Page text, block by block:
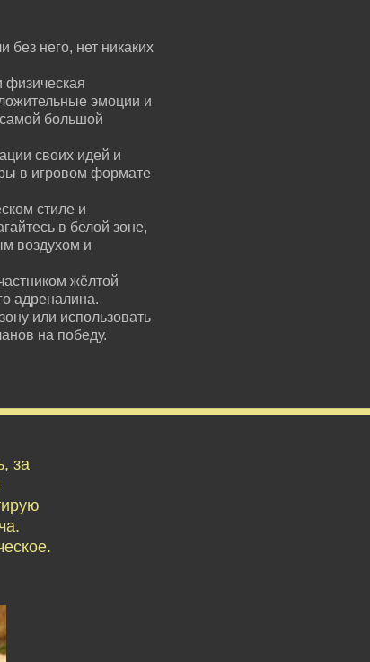
без него, нет никаких
физическая
эмоции и
большой
своих идей и
в игровом формате
стиле и
в белой зоне,
воздухом и
жёлтой
адреналина.
или использовать
на победу.
за